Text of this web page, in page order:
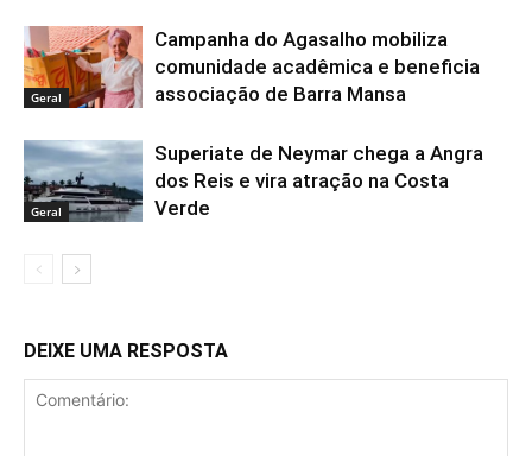
Geral
Campanha do Agasalho mobiliza
comunidade acadêmica e beneficia
associação de Barra Mansa
Geral
Superiate de Neymar chega a Angra
dos Reis e vira atração na Costa
Verde
DEIXE UMA RESPOSTA